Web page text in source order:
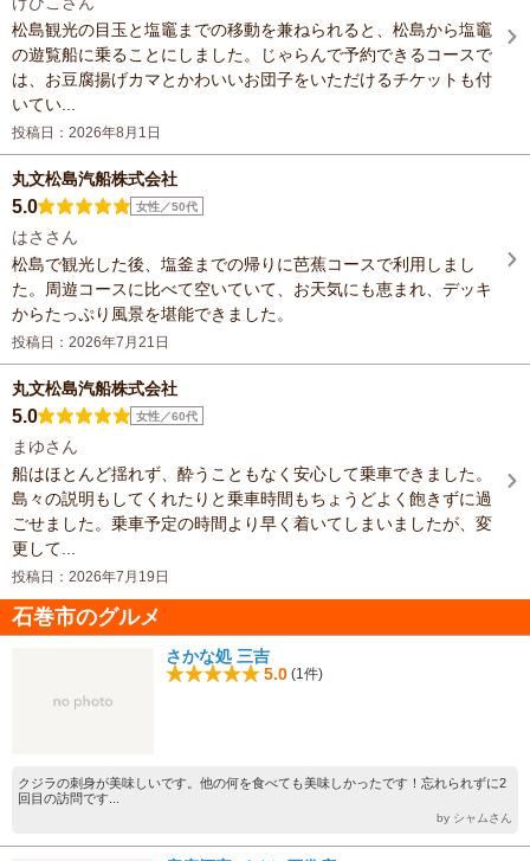
松島観光の目玉と塩竈までの移動を兼ねられると、松島から塩竈
の遊覧船に乗ることにしました。じゃらんで予約できるコースで
は、お豆腐揚げカマとかわいいお団子をいただけるチケットも付
いてい...
投稿日：2026年8月1日
丸文松島汽船株式会社
5.0 女性／50代
はささん
松島で観光した後、塩釜までの帰りに芭蕉コースで利用しまし
た。周遊コースに比べて空いていて、お天気にも恵まれ、デッキ
からたっぷり風景を堪能できました。
投稿日：2026年7月21日
丸文松島汽船株式会社
5.0 女性／60代
まゆさん
船はほとんど揺れず、酔うこともなく安心して乗車できました。
島々の説明もしてくれたりと乗車時間もちょうどよく飽きずに過
ごせました。乗車予定の時間より早く着いてしまいましたが、変
更して...
投稿日：2026年7月19日
石巻市のグルメ
さかな処 三吉
5.0 (1件)
クジラの刺身が美味しいです。他の何を食べても美味しかったです！忘れられずに2
回目の訪問です...
by シャムさん